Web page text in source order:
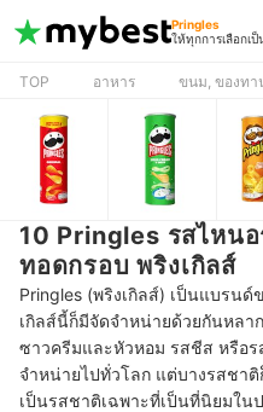
Pringles
ให้ทุกการเลือกเ
TOP อาหาร ขนม, ของทา
10 Pringles รสไหน
ทอดกรอบ พริงเกิลส์
Pringles (พริงเกิลส์) เป็นแบรน
เกิลส์นี้ก็มีจัดจำหน่ายด้วยกันหลา
ซาวครีมและหัวหอม รสชีส หรือ
จำหน่ายไปทั่วโลก แต่บางรสชา
เป็นรสชาติเฉพาะที่เป็นที่นิยมใน